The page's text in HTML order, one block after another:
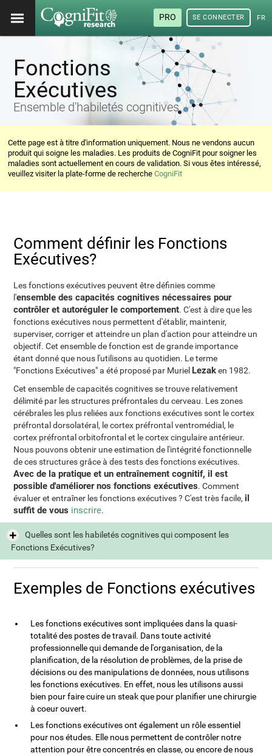
PRO SE CONNECTER
Fonctions
Exécutives
Ensemble d'habiletés cognitives.
Cette page est à titre d'information uniquement. Nous ne vendons aucun
produit qui soigne les maladies. Les produits de CogniFit pour soigner les
maladies sont actuellement en cours de validation. Si vous êtes intéressé,
veuillez visiter la plate-forme de rechercheCogniFit
Comment définir les Fonctions
Exécutives?
Les fonctions exécutives peuvent être définies comme
l'ensemble des capacités cognitives nécessaires pour
contrôler et autoréguler le comportement. C'est à dire que les
fonctions exécutives nous permettent d'établir, maintenir,
superviser, corriger et atteindre un plan d'action pour atteindre un
objectif. Cet ensemble de fonction est de grande importance
étant donné que nous l'utilisons au quotidien. Le terme
"Fonctions Exécutives" a été proposé par Muriel Lezaken 1982.
Cet ensemble de capacités cognitives se trouve relativement
délimité par les structures préfrontales du cerveau. Les zones
cérébrales les plus reliées aux fonctions exécutives sont le cortex
préfrontal dorsolatéral, le cortex préfrontal ventromédial, le
cortex préfrontal orbitofrontal et le cortex cingulaire antérieur.
Nous pouvons obtenir une estimation de l'intégrité fonctionnelle
de ces structures grâce à des tests des fonctions exécutives.
Avec de la pratique et un entraînement cognitif, il est
possible d'améliorer nos fonctions exécutives. Comment
évaluer et entraîner les fonctions exécutives ? C'est très facile, il
suffit de vous inscrire.
Quelles sont les habiletés cognitives qui composent les
Fonctions Exécutives?
Exemples de Fonctions exécutives
Les fonctions exécutives sont impliquées dans la quasi-
totalité des postes de travail. Dans toute activité
professionnelle qui demande de l'organisation, de la
planification, de la résolution de problèmes, de la prise de
décisions ou des manipulations de données, nous utilisons
les fonctions exécutives. En effet, nous les utilisons aussi
bien pour faire cuire un steak que pour planifier une chirurgie
à coeur ouvert.
Les fonctions exécutives ont également un rôle essentiel
pour nos études. Elle nous permettent de contrôler notre
attention pour être concentrés en classe, ou encore de nous